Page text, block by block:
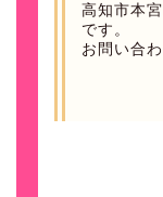
高知市本
です。
お問い合